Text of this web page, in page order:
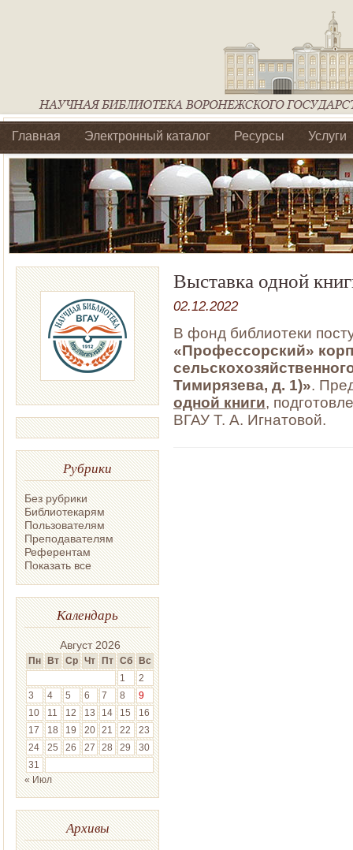
Главная Электронный каталог Ресурсы Услуги
Библиотеки регионального отделения Ассоциации
Рубрики
Без рубрики
Библиотекарям
Пользователям
Преподавателям
Референтам
Показать все
Календарь
Август 2026
Пн Вт Ср Чт Пт Сб Вс
1
2
3
4 5 6 7 8
9
10
11 12 13 14 15
16
17
18 19 20 21 22
23
24
25 26 27 28 29
30
31
« Июл
Архивы
Выставка одной
02.12.2022
В фонд библиотеки
«Профессорский»
Тимирязева, д. 1)».
одной книги,
ВГАУ Т. А. Игнатовой.